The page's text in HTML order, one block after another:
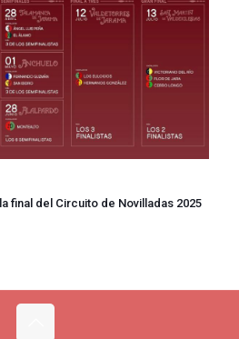
final del Circuito de Novilladas 2025